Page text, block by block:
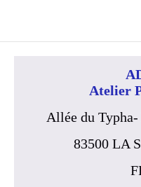
Atelier
Allée du
83500 LA